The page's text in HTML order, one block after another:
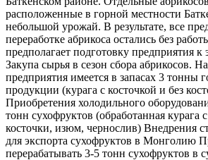
расположенные в горной местности
небольшой урожай. В результате, все
переработке абрикоса остались без
предполагает подготовку предприятия к
Закупа сырья в сезон сбора абрикосов.
предприятия имеется в запасах 3 тонны
продукции (курага с косточкой и без
Приобретения холодильного
тонн сухофруктов (обработанная курага
косточки, изюм, чернослив) Внедрения
для экспорта сухофруктов в Монголию
перерабатывать 3-5 тонн сухофруктов в